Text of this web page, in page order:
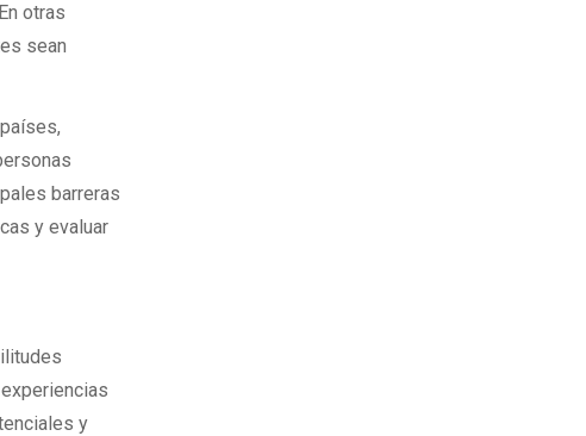
otras
sean
barreras
y evaluar
y